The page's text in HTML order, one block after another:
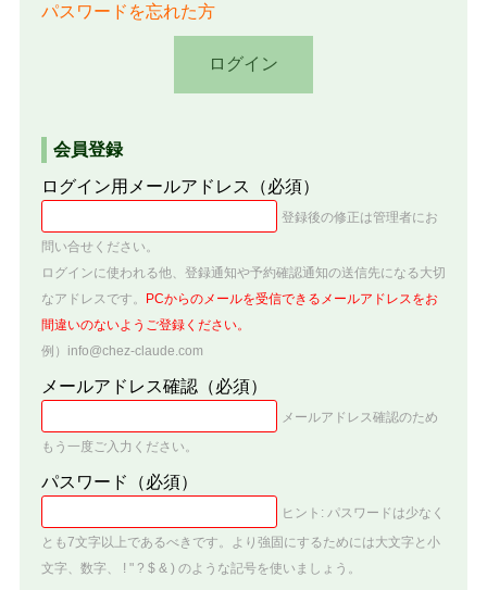
パスワードを忘れた方
会員登録
ログイン用メールアドレス （必須）
登録後の修正は管理者にお
問い合せください。
ログインに使われる他、登録通知や予約確認通知の送信先になる大切
なアドレスです。
PCからのメールを受信できるメールアドレスをお
間違いのないようご登録ください。
例）info@chez-claude.com
メールアドレス確認（必須）
メールアドレス確認のため
もう一度ご入力ください。
パスワード （必須）
ヒント: パスワードは少なく
とも7文字以上であるべきです。より強固にするためには大文字と小
文字、数字、 ! " ? $ & ) のような記号を使いましょう。